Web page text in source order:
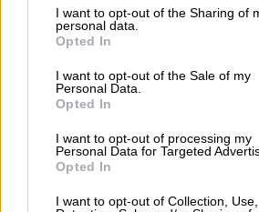
not limited to your visit or usage
grant or deny consent to Google and its
use your data for below specified
consent section.
I want to opt-out of the Sharing of
personal data.
Opted In
I want to opt-out of the Sale of my
Personal Data.
Opted In
I want to opt-out of processing my
Personal Data for Targeted
Opted In
I want to opt-out of Collection, Use,
Η ανακρίτρια, τις
εξέτασε περίπου 20 πρόσωπα
μάρτυρες υπεράσπισης του.
τουλάχιστον πέντε πρόσωπα,
φιλοξενούμενοι της δομής
κατάθεσαν ότι ο19χρονος
για να τους πείσει να
ιερέα χωρίς να τους έχει